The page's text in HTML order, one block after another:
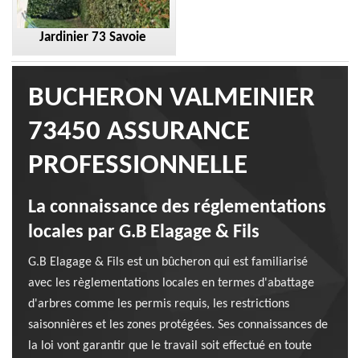
Jardinier 73 Savoie
BUCHERON VALMEINIER
73450 ASSURANCE
PROFESSIONNELLE
La connaissance des réglementations
locales par G.B Elagage & Fils
G.B Elagage & Fils est un bûcheron qui est familiarisé
avec les règlementations locales en termes d'abattage
d'arbres comme les permis requis, les restrictions
saisonnières et les zones protégées. Ses connaissances de
la loi vont garantir que le travail soit effectué en toute